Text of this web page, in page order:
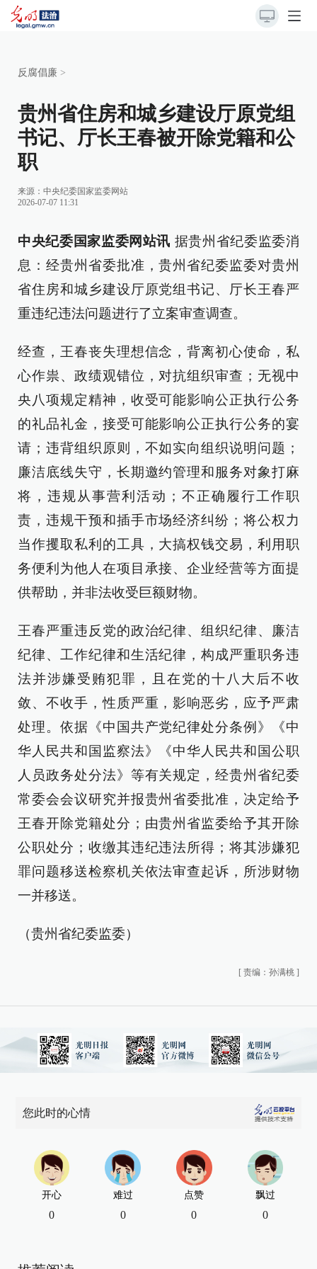
反腐倡廉 >
贵州省住房和城乡建设厅原党组
书记、厅长王春被开除党籍和公
职
来源： 中央纪委国家监委网站
2026-07-07 11:31
中央纪委国家监委网站讯 据贵州省纪委监委消
息：经贵州省委批准，贵州省纪委监委对贵州
省住房和城乡建设厅原党组书记、厅长王春严
重违纪违法问题进行了立案审查调查。
经查，王春丧失理想信念，背离初心使命，私
心作祟、政绩观错位，对抗组织审查；无视中
央八项规定精神，收受可能影响公正执行公务
的礼品礼金，接受可能影响公正执行公务的宴
请；违背组织原则，不如实向组织说明问题；
廉洁底线失守，长期邀约管理和服务对象打麻
将，违规从事营利活动；不正确履行工作职
责，违规干预和插手市场经济纠纷；将公权力
当作攫取私利的工具，大搞权钱交易，利用职
务便利为他人在项目承接、企业经营等方面提
供帮助，并非法收受巨额财物。
王春严重违反党的政治纪律、组织纪律、廉洁
纪律、工作纪律和生活纪律，构成严重职务违
法并涉嫌受贿犯罪，且在党的十八大后不收
敛、不收手，性质严重，影响恶劣，应予严肃
处理。依据《中国共产党纪律处分条例》《中
华人民共和国监察法》《中华人民共和国公职
人员政务处分法》等有关规定，经贵州省纪委
常委会会议研究并报贵州省委批准，决定给予
王春开除党籍处分；由贵州省监委给予其开除
公职处分；收缴其违纪违法所得；将其涉嫌犯
罪问题移送检察机关依法审查起诉，所涉财物
一并移送。
（贵州省纪委监委）
[ 责编：孙满桃 ]
您此时的心情
开心
0
难过
0
点赞
0
飘过
0